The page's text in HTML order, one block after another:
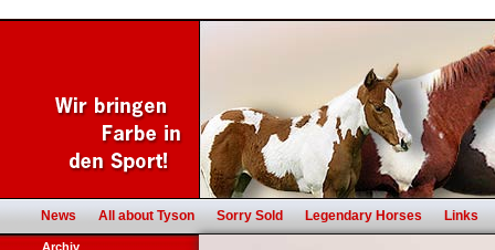
News All about Tyson Sorry Sold Legendary Horses Links
Archiv